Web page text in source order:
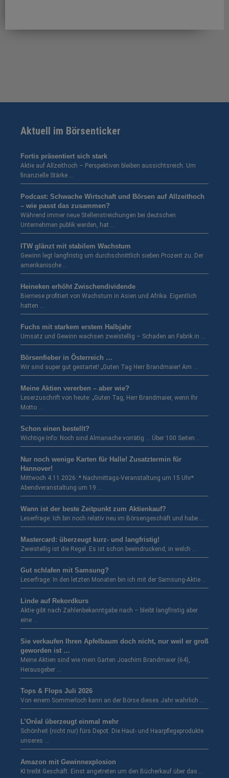
Aktuell im Börsenticker
Fortis präsentiert sich stark
Aktie auf Allzeithoch – Perspektiven bleiben aussichtsreich. Um
finanzielle Stärke …
Podcast: Schwache Wirtschaft und Börsen auf Allzeithoch
– wie passt das zusammen?
Während immer neue Stellenstreichungen bei deutschen
Unternehmen publik werden, hat …
ITW glänzt mit stabilem Wachstum
Gewinn legt langfristig um durchschnittlich sieben Prozent zu. Der
amerikanische …
Heineken erhöht Zwischendividende
Bierriese profitiert von Wachstum in Asien und Afrika. Eigentlich
hatten …
Fuchs mit starkem erstem Halbjahr
Umsatz und Gewinn wachsen zweistellig – Schaden an Fabrik in …
Börsenfieber in Österreich …
Wir sind super gut gestartet! „Guten Tag Herr Brandmaier! Am …
Meine Aktien vererben – aber wie?
Leserzuschrift von heute: „Guten Tag, Herr Brandmaier, wenn Ihr
Motto …
Schon einen bestellt?
Wichtige Info: Noch sind Almanache vorrätig … Über 100 Seiten …
Nur noch wenige Karten für Halle! Zusatztermin für
Hannover!
Mittwoch 4.11.2026: * Nachmittags-Veranstaltung um 15 Uhr*
Abendveranstaltung um 19 …
Wann ist der beste Zeitpunkt zum Aktienkauf?
Leserfrage: Ich bin noch relativ neu im Börsengeschäft und habe …
Mastercard: überzeugt kurz- und langfristig!
Zweistellig ist die Regel. Es ist schon beeindruckend, in welch …
Gut schlafen mit Samsung?
Leserfrage: In den letzten Monaten bin ich mit der Samsung-Aktie …
Linde auf Rekordkurs
Aktie gibt nach Zahlenbekanntgabe nach – bleibt langfristig aber
eine …
Sie verkaufen Ihren Apfelbaum doch nicht, nur weil er groß
geworden ist …
Meine Aktien sind wie mein Garten Joachim Brandmaier (64),
Herausgeber …
Tops & Flops Juli 2026
Von einem Sommerloch kann an der Börse dieses Jahr wahrlich …
L’Oréal überzeugt einmal mehr
Schönheit (nicht nur) fürs Depot. Die Haut- und Haarpflegeprodukte
unseres …
Amazon mit Gewinnexplosion
KI treibt Geschäft. Einst angetreten um den Bücherkauf über das …